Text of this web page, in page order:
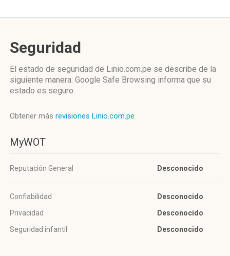
Seguridad
El estado de seguridad de Linio.com.pe se describe de la
siguiente manera: Google Safe Browsing informa que su
estado es seguro.
Obtener más revisiones Linio.com.pe
MyWOT
Reputación General Desconocido
Confiabilidad
Desconocido
Privacidad
Desconocido
Seguridad infantil
Desconocido